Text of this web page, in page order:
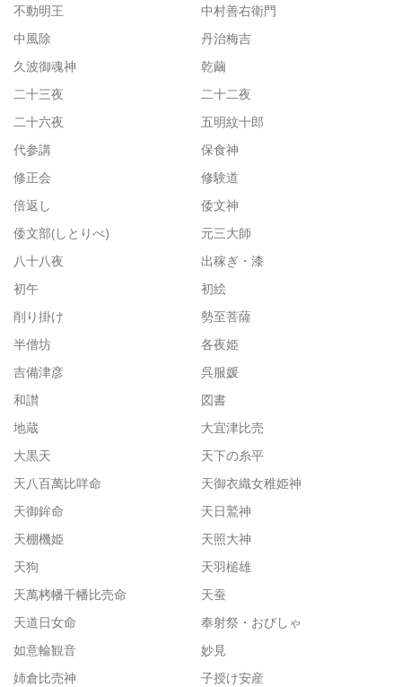
不動明王
中村善右衛門
中風除
丹治梅吉
久波御魂神
乾繭
二十三夜
二十二夜
二十六夜
五明紋十郎
代参講
保食神
修正会
修験道
倍返し
倭文神
倭文部(しとりべ)
元三大師
八十八夜
出稼ぎ・漆
初午
初絵
削り掛け
勢至菩薩
半僧坊
各夜姫
吉備津彦
呉服媛
和讃
図書
地蔵
大宜津比売
大黒天
天下の糸平
天八百萬比咩命
天御衣織女稚姫神
天御鉾命
天日鷲神
天棚機姫
天照大神
天狗
天羽槌雄
天萬栲幡千幡比売命
天蚕
天道日女命
奉射祭・おびしゃ
如意輪観音
妙見
姉倉比売神
子授け安産